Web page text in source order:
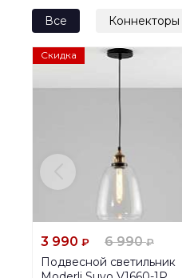
Все Коннекторы
Скидка
3 990 ₽ 6 990₽
Подвесной светильник